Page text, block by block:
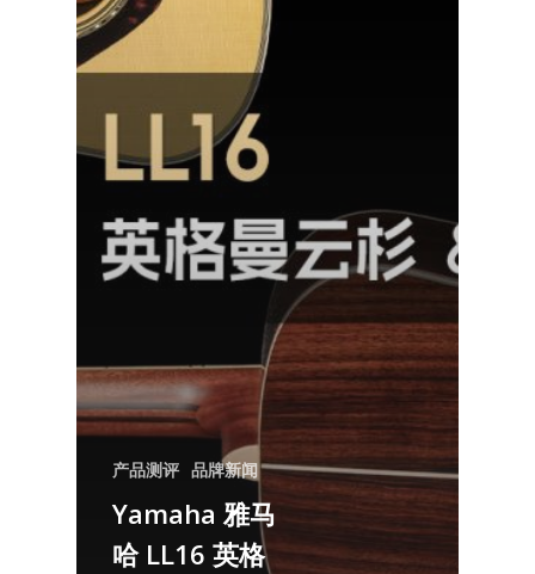
产品测评 品牌新闻
Yamaha 雅马
哈 LL16 英格